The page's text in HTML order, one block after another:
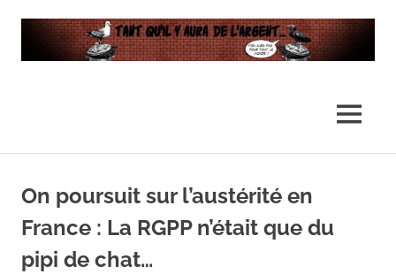
contentaura
de
pour
le
monde
MENU
On poursuit sur l’austérité en
France : La RGPP n’était que du
pipi de chat…